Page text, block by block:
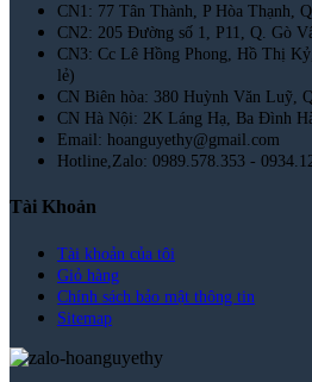
CN1: 77 Tân Thành, P Hòa Thạnh,
CN2: 205 Đường số 1, P11, Q. Gò
CN3: Cc Lê Hồng Phong, Hồ Thị
lẻ)
CN Biên hòa: 380 Huỳnh Văn Luỹ,
CN Hà Nội: 2K Láng Hạ, Ba Đình
Email: hoanguyethy@gmail.com
Hotline,Zalo: 0989.578.353 -
Tài Khoản
Tài khoản của tôi
Giỏ hàng
Chính sách bảo mật thông tin
Sitemap